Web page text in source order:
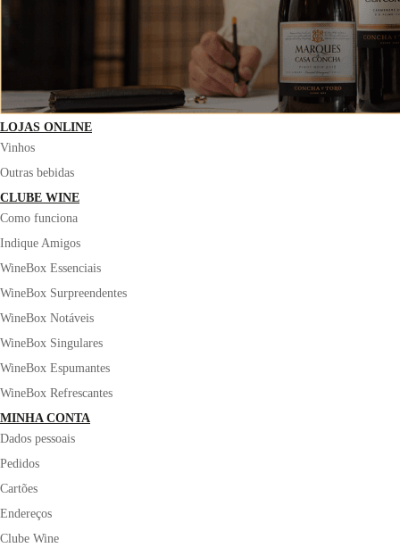
LOJAS ONLINE
Vinhos
Outras bebidas
CLUBE WINE
Como funciona
Indique Amigos
WineBox Essenciais
WineBox Surpreendentes
WineBox Notáveis
WineBox Singulares
WineBox Espumantes
WineBox Refrescantes
MINHA CONTA
Dados pessoais
Pedidos
Cartões
Endereços
Clube Wine